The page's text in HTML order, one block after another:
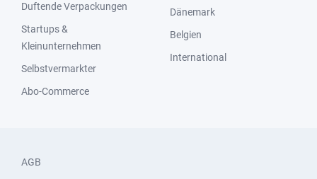
Duftende Verpackungen
Startups &
Kleinunternehmen
Selbstvermarkter
Abo-Commerce
Dänemark
Belgien
International
AGB